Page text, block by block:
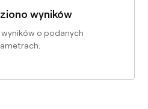
wyników
o podanych